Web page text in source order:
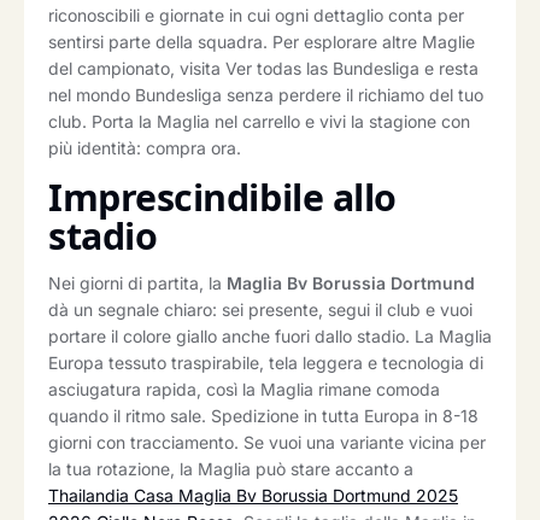
riconoscibili e giornate in cui ogni dettaglio conta per
sentirsi parte della squadra. Per esplorare altre Maglie
del campionato, visita Ver todas las Bundesliga e resta
nel mondo Bundesliga senza perdere il richiamo del tuo
club. Porta la Maglia nel carrello e vivi la stagione con
più identità: compra ora.
Imprescindibile allo
stadio
Nei giorni di partita, la Maglia Bv Borussia Dortmund
dà un segnale chiaro: sei presente, segui il club e vuoi
portare il colore giallo anche fuori dallo stadio. La Maglia
Europa tessuto traspirabile, tela leggera e tecnologia di
asciugatura rapida, così la Maglia rimane comoda
quando il ritmo sale. Spedizione in tutta Europa in 8-18
giorni con tracciamento. Se vuoi una variante vicina per
la tua rotazione, la Maglia può stare accanto a
Thailandia Casa Maglia Bv Borussia Dortmund 2025